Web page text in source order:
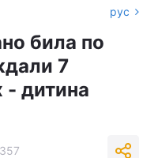
рус
била по
7
- дитина